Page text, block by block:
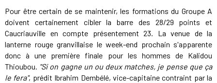
Pour être certain de se maintenir, les formations du Groupe A
doivent certainement cibler la barre des 28/29 points et
Caucriauville en compte présentement 23. La venue de la
lanterne rouge granvillaise le week-end prochain s'apparente
donc à une première finale pour les hommes de Kalidou
Thioubou. "Si on gagne un ou deux matches, je pense que ça
le fera", prédit Ibrahim Dembélé, vice-capitaine contraint par la